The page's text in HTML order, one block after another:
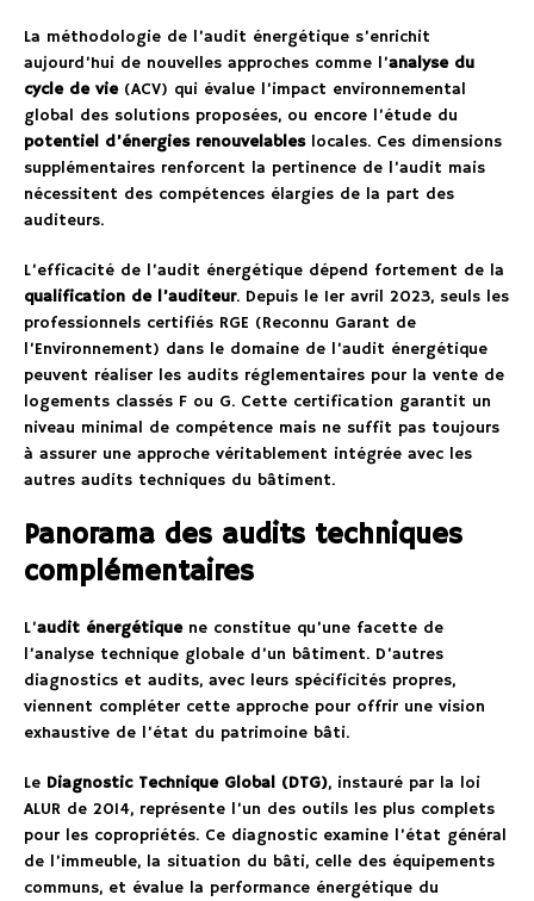
La méthodologie de l’audit énergétique s’enrichit
aujourd’hui de nouvelles approches comme l’analyse du
cycle de vie(ACV) qui évalue l’impact environnemental
global des solutions proposées, ou encore l’étude du
potentiel d’énergies renouvelableslocales. Ces dimensions
supplémentaires renforcent la pertinence de l’audit mais
nécessitent des compétences élargies de la part des
auditeurs.
L’efficacité de l’audit énergétique dépend fortement de la
qualification de l’auditeur. Depuis le 1er avril 2023, seuls les
professionnels certifiés RGE (Reconnu Garant de
l’Environnement) dans le domaine de l’audit énergétique
peuvent réaliser les audits réglementaires pour la vente de
logements classés F ou G. Cette certification garantit un
niveau minimal de compétence mais ne suffit pas toujours
à assurer une approche véritablement intégrée avec les
autres audits techniques du bâtiment.
Panorama des audits techniques
complémentaires
L’audit énergétiquene constitue qu’une facette de
l’analyse technique globale d’un bâtiment. D’autres
diagnostics et audits, avec leurs spécificités propres,
viennent compléter cette approche pour offrir une vision
exhaustive de l’état du patrimoine bâti.
Le Diagnostic Technique Global (DTG), instauré par la loi
ALUR de 2014, représente l’un des outils les plus complets
pour les copropriétés. Ce diagnostic examine l’état général
de l’immeuble, la situation du bâti, celle des équipements
communs, et évalue la performance énergétique du